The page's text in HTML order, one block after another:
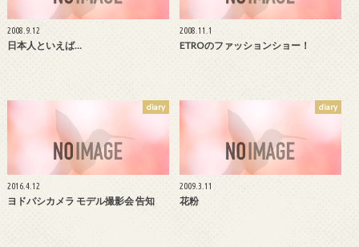
2008.9.12
日本人といえば…
2008.11.1
ETROのファッションショー！
diary
2016.4.12
ヨドバシカメラ モデル撮影会 告知
diary
2009.3.11
花粉